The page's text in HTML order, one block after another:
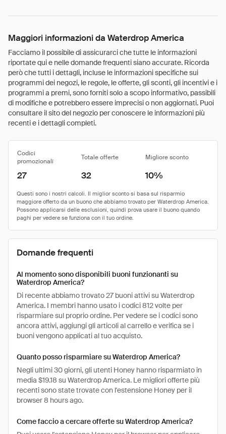
Maggiori informazioni da Waterdrop America
Facciamo il possibile di assicurarci che tutte le informazioni
riportate qui e nelle domande frequenti siano accurate. Ricorda
però che tutti i dettagli, incluse le informazioni specifiche sui
programmi dei negozi, le regole, le offerte, gli sconti, gli incentivi e i
programmi a premi, sono forniti solo a scopo informativo, passibili
di modifiche e potrebbero essere imprecisi o non aggiornati. Puoi
consultare il sito del negozio per conoscere le informazioni più
recenti e i dettagli completi.
Codici
promozionali
Totale offerte Migliore sconto
27 32 10%
Domande frequenti
Al momento sono disponibili buoni funzionanti su
Waterdrop America?
Di recente abbiamo trovato 27 buoni attivi su Waterdrop
America. I membri hanno usato i codici 812 volte per
risparmiare sul proprio ordine. Per vedere se i codici sono
ancora attivi, aggiungi gli articoli al carrello e verifica se i
buoni vengono applicati al tuo acquisto.
Quanto posso risparmiare su Waterdrop America?
Negli ultimi 30 giorni, gli utenti Honey hanno risparmiato in
media $19.18 su Waterdrop America. Le migliori offerte più
recenti sono state trovate con l'estensione Honey per il
browser 8 hours ago.
Come faccio a cercare offerte su Waterdrop America?